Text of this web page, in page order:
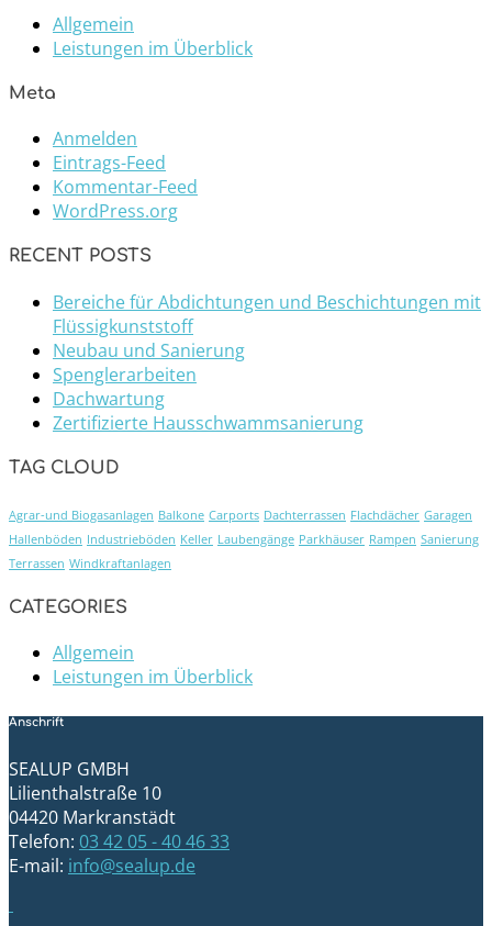
Allgemein
Leistungen im Überblick
Meta
Anmelden
Eintrags-Feed
Kommentar-Feed
WordPress.org
RECENT POSTS
Bereiche für Abdichtungen und Beschichtungen mit
Flüssigkunststoff
Neubau und Sanierung
Spenglerarbeiten
Dachwartung
Zertifizierte Hausschwammsanierung
TAG CLOUD
Agrar-und Biogasanlagen Balkone Carports Dachterrassen Flachdächer Garagen
Hallenböden Industrieböden Keller Laubengänge Parkhäuser Rampen Sanierung
Terrassen Windkraftanlagen
CATEGORIES
Allgemein
Leistungen im Überblick
Anschrift
SEALUP GMBH
Lilienthalstraße 10
04420 Markranstädt
Telefon: 03 42 05 - 40 46 33
E-mail: info@sealup.de